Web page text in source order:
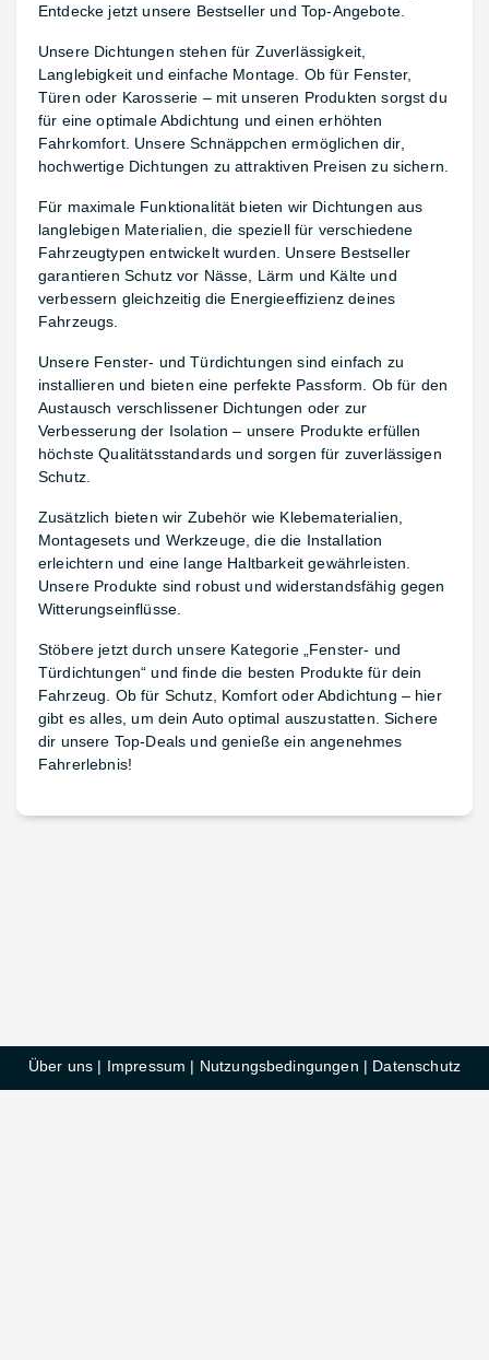
Entdecke jetzt unsere Bestseller und Top-Angebote.
Unsere Dichtungen stehen für Zuverlässigkeit,
Langlebigkeit und einfache Montage. Ob für Fenster,
Türen oder Karosserie – mit unseren Produkten sorgst du
für eine optimale Abdichtung und einen erhöhten
Fahrkomfort. Unsere Schnäppchen ermöglichen dir,
hochwertige Dichtungen zu attraktiven Preisen zu sichern.
Für maximale Funktionalität bieten wir Dichtungen aus
langlebigen Materialien, die speziell für verschiedene
Fahrzeugtypen entwickelt wurden. Unsere Bestseller
garantieren Schutz vor Nässe, Lärm und Kälte und
verbessern gleichzeitig die Energieeffizienz deines
Fahrzeugs.
Unsere Fenster- und Türdichtungen sind einfach zu
installieren und bieten eine perfekte Passform. Ob für den
Austausch verschlissener Dichtungen oder zur
Verbesserung der Isolation – unsere Produkte erfüllen
höchste Qualitätsstandards und sorgen für zuverlässigen
Schutz.
Zusätzlich bieten wir Zubehör wie Klebematerialien,
Montagesets und Werkzeuge, die die Installation
erleichtern und eine lange Haltbarkeit gewährleisten.
Unsere Produkte sind robust und widerstandsfähig gegen
Witterungseinflüsse.
Stöbere jetzt durch unsere Kategorie „Fenster- und
Türdichtungen“ und finde die besten Produkte für dein
Fahrzeug. Ob für Schutz, Komfort oder Abdichtung – hier
gibt es alles, um dein Auto optimal auszustatten. Sichere
dir unsere Top-Deals und genieße ein angenehmes
Fahrerlebnis!
Über uns | Impressum | Nutzungsbedingungen | Datenschutz